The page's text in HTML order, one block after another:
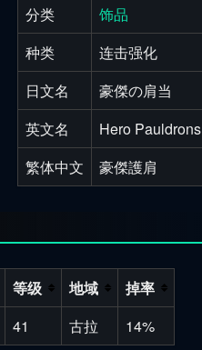
分类
饰品
种类
连击强化
日文名
豪傑の肩当
英文名
Hero Pauldrons
繁体中文
豪傑護肩
等级 地域
掉率
41 古拉 14%